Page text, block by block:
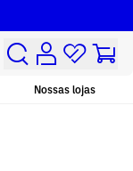
Nossas lojas